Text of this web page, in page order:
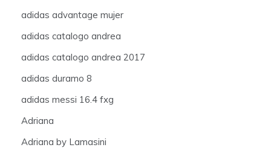
adidas advantage mujer
adidas catalogo andrea
adidas catalogo andrea 2017
adidas duramo 8
adidas messi 16.4 fxg
Adriana
Adriana by Lamasini